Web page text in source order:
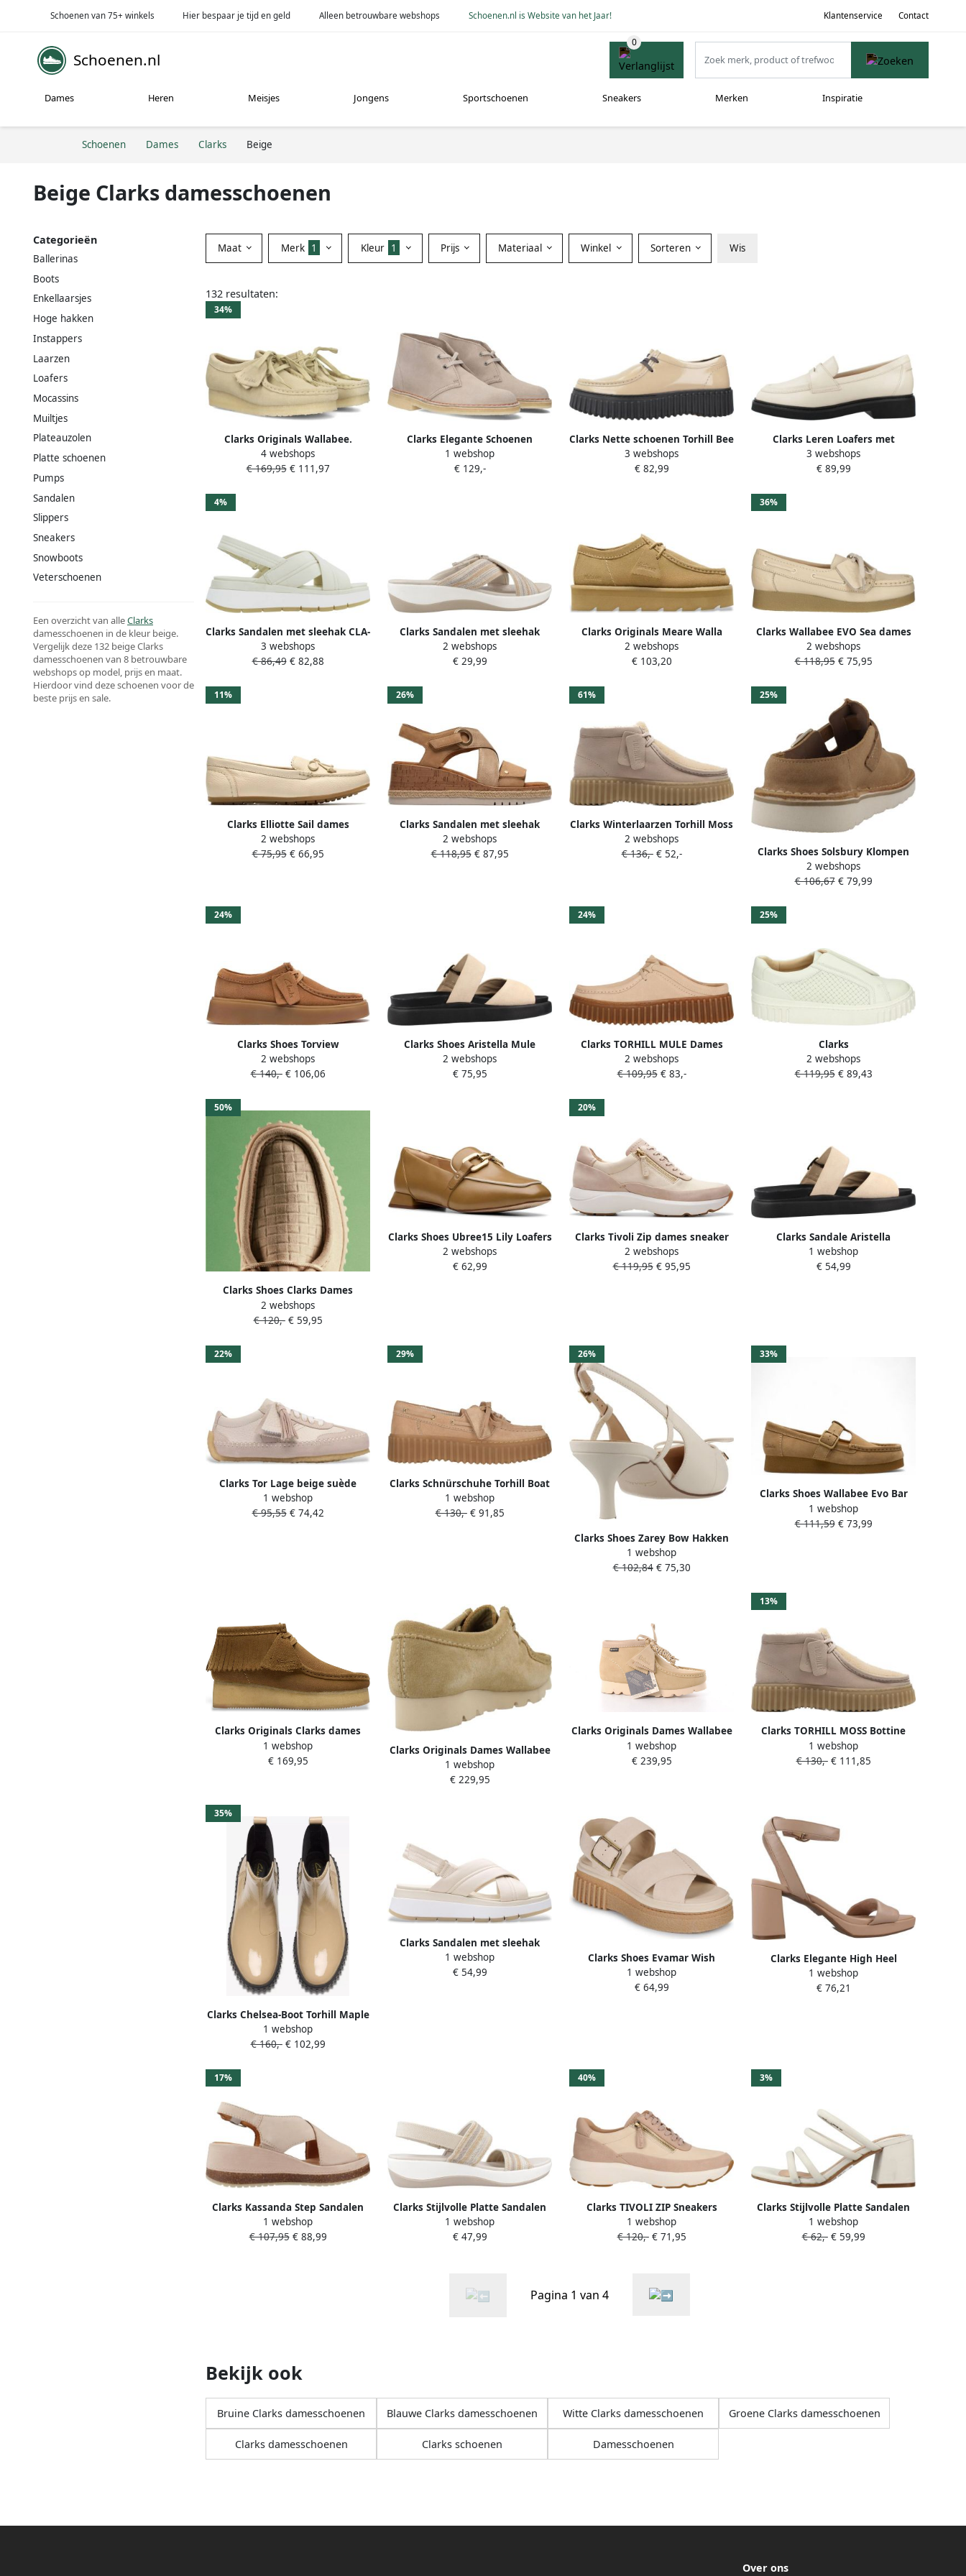
Schoenen van 75+ winkels Hier bespaar je tijd en geld Alleen betrouwbare webshops Schoenen.nl is Website van het Jaar! Klantenservice Contact
Schoenen.nl
Dames Heren Meisjes Jongens Sportschoenen Sneakers Merken Inspiratie
Schoenen Dames Clarks Beige
Beige Clarks damesschoenen
Categorieën
Ballerinas
Boots
Enkellaarsjes
Hoge hakken
Instappers
Laarzen
Loafers
Mocassins
Muiltjes
Plateauzolen
Platte schoenen
Pumps
Sandalen
Slippers
Sneakers
Snowboots
Veterschoenen
Een overzicht van alleClarks
damesschoenen in de kleur beige.
Vergelijk deze 132 beige Clarks
damesschoenen van 8 betrouwbare
webshops op model, prijs en maat.
Hierdoor vind deze schoenen voor de
beste prijs en sale.
Maat Merk 1 Kleur 1 Prijs Materiaal Winkel Sorteren Wis
132 resultaten:
34%
Clarks Originals Wallabee.
Womens Maple Suede
Schoenmaat 36 Sneakers
4 webshops
€ 169,95€ 111,97
Clarks Elegante Schoenen
Woestijnlaars Beige Fashionwear
Vrouwen
1 webshop
€ 129,-
Clarks Nette schoenen Torhill Bee
Patent
3 webshops
€ 82,99
Clarks Leren Loafers met
Prachtige Rand
3 webshops
€ 89,99
4%
Clarks Sandalen met sleehak CLA-
E25-TUSCAN-CR
3 webshops
€ 86,49€ 82,88
Clarks Sandalen met sleehak
26176959c
2 webshops
€ 29,99
Clarks Originals Meare Walla
Dames Beige- Dames Beige
2 webshops
€ 103,20
36%
Clarks Wallabee EVO Sea dames
veterschoen beige
2 webshops
€ 118,95€ 75,95
11%
Clarks Elliotte Sail dames
instapper beige
2 webshops
€ 75,95€ 66,95
26%
Clarks Sandalen met sleehak
Kidiki Sun
2 webshops
€ 118,95€ 87,95
61%
Clarks Winterlaarzen Torhill Moss
Desert boots winterboots met
markante loopzool
2 webshops
€ 136,-€ 52,-
25%
Clarks Shoes Solsbury Klompen
Bruin Vrouw
2 webshops
€ 106,67€ 79,99
24%
Clarks Shoes Torview
Bootschoenen Bruin 1 2 Vrouw
2 webshops
€ 140,-€ 106,06
Clarks Shoes Aristella Mule
Sandalen Beige Vrouw
2 webshops
€ 75,95
24%
Clarks TORHILL MULE Dames
slippersPopulaire
damesschoenen Wit beige
2 webshops
€ 109,95€ 83,-
25%
Clarks
MAYHILL~BAY~~~~~~~~~~~~~~~~~~~
Instappers Wit beige
2 webshops
€ 119,95€ 89,43
50%
Clarks Shoes Clarks Dames
Veterschoen Torhill Bee Ecru
Suede Beige
2 webshops
€ 120,-€ 59,95
Clarks Shoes Ubree15 Lily Loafers
Bruin Vrouw
2 webshops
€ 62,99
20%
Clarks Tivoli Zip dames sneaker
Beige
2 webshops
€ 119,95€ 95,95
Clarks Sandale Aristella
1 webshop
€ 54,99
22%
Clarks Tor Lage beige suède
sportschoenen
1 webshop
€ 95,55€ 74,42
29%
Clarks Schnürschuhe Torhill Boat
1 webshop
€ 130,-€ 91,85
26%
Clarks Shoes Zarey Bow Hakken
Beige Vrouw
1 webshop
€ 102,84€ 75,30
33%
Clarks Shoes Wallabee Evo Bar
Loafers Bruin Vrouw
1 webshop
€ 111,59€ 73,99
Clarks Originals Clarks dames
veterboot Wallabee Wedge
Fringe suède beige
1 webshop
€ 169,95
Clarks Originals Dames Wallabee
Veterschoen waterdicht beige
suède
1 webshop
€ 229,95
Clarks Originals Dames Wallabee
Boot waterdicht beige suède
1 webshop
€ 239,95
13%
Clarks TORHILL MOSS Bottine
beige
1 webshop
€ 130,-€ 111,85
35%
Clarks Chelsea-Boot Torhill Maple
1 webshop
€ 160,-€ 102,99
Clarks Sandalen met sleehak
26181470c
1 webshop
€ 54,99
Clarks Shoes Evamar Wish
Sandalen Beige Vrouw
1 webshop
€ 64,99
Clarks Elegante High Heel
Sandalen voor Vrouwen
1 webshop
€ 76,21
17%
Clarks Kassanda Step Sandalen
voor dames Beige Dames
1 webshop
€ 107,95€ 88,99
Clarks Stijlvolle Platte Sandalen
Beige Dames
1 webshop
€ 47,99
40%
Clarks TIVOLI ZIP Sneakers
1 webshop
€ 120,-€ 71,95
3%
Clarks Stijlvolle Platte Sandalen
Beige Dames
1 webshop
€ 62,-€ 59,99
Pagina 1 van 4
Bekijk ook
Bruine Clarks damesschoenen Blauwe Clarks damesschoenen Witte Clarks damesschoenen Groene Clarks damesschoenen
Clarks damesschoenen Clarks schoenen Damesschoenen
Over ons